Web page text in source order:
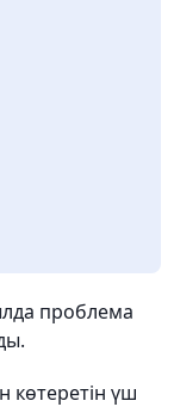
проблема
үш